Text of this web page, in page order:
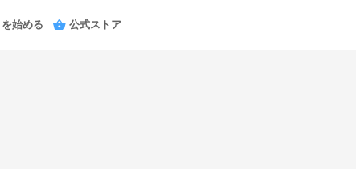
始める 公式ストア